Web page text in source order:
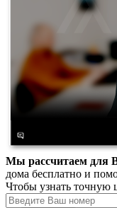
Мы рассчитаем для
дома бесплатно и
Чтобы узнать точную